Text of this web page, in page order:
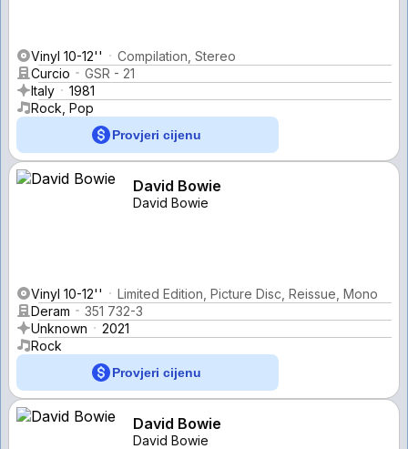
Vinyl 10-12''
Compilation, Stereo
Curcio
GSR - 21
Italy
1981
Rock, Pop
Provjeri cijenu
David Bowie
David Bowie
Vinyl 10-12''
Limited Edition, Picture Disc, Reissue, Mono
Deram
351 732-3
Unknown
2021
Rock
Provjeri cijenu
David Bowie
David Bowie